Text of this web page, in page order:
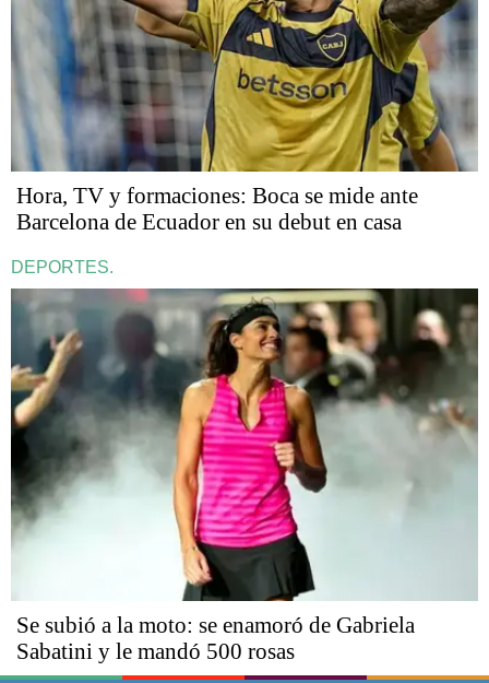
Hora, TV y formaciones: Boca se mide ante
Barcelona de Ecuador en su debut en casa
DEPORTES.
Se subió a la moto: se enamoró de Gabriela
Sabatini y le mandó 500 rosas